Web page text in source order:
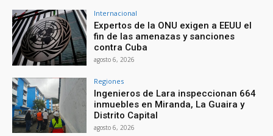
Internacional
Expertos de la ONU exigen a EEUU el
fin de las amenazas y sanciones
contra Cuba
agosto 6, 2026
Regiones
Ingenieros de Lara inspeccionan 664
inmuebles en Miranda, La Guaira y
Distrito Capital
agosto 6, 2026